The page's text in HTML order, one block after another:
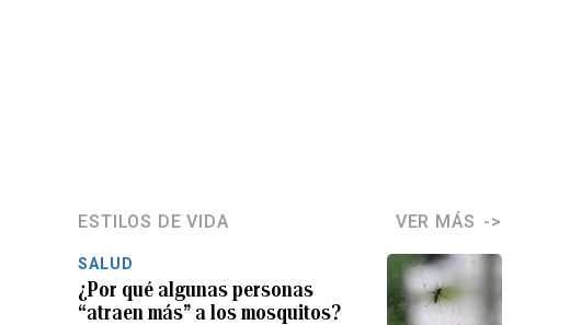
ESTILOS DE VIDA VER MÁS
SALUD
¿Por qué algunas personas
“atraen más” a los mosquitos?